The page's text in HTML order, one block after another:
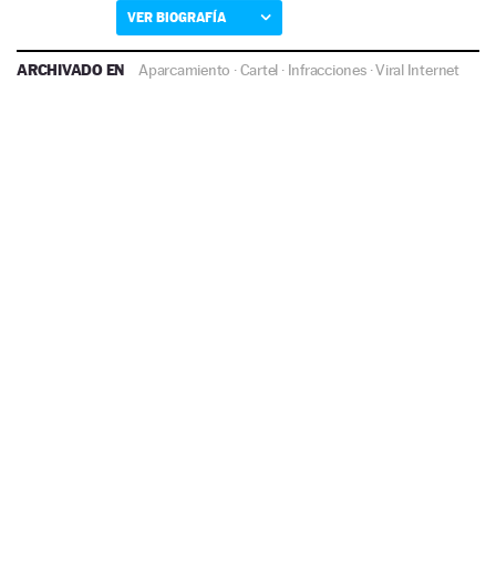
VER BIOGRAFÍA
ARCHIVADO EN Aparcamiento ·Cartel · Infracciones·Viral Internet